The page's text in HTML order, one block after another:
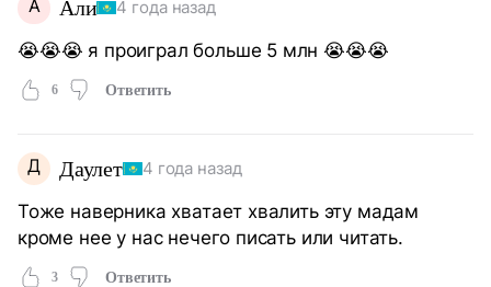
А Али 4 года назад
😭😭😭 я проиграл больше 5 млн 😭😭😭
6 Ответить
Д Даулет 4 года назад
Тоже наверника хватает хвалить эту мадам
кроме нее у нас нечего писать или читать.
3 Ответить